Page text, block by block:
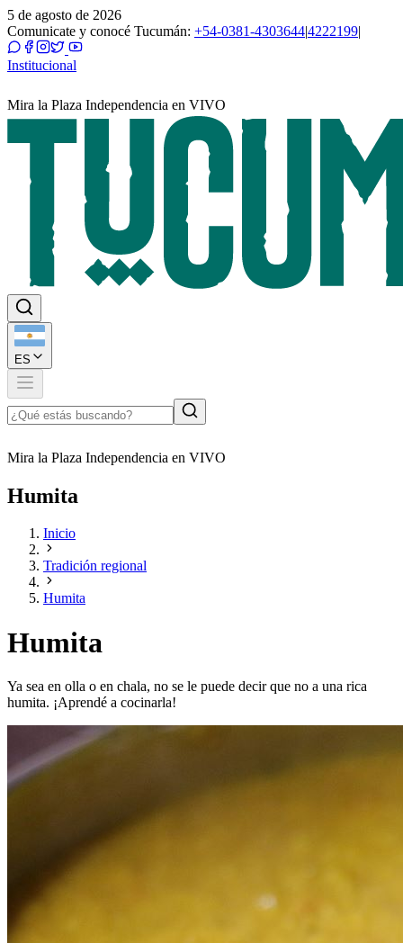
5 de agosto de 2026
Comunicate y conocé Tucumán: +54-0381-4303644|4222199|
Institucional
Mira la Plaza Independencia en VIVO
ES
Mira la Plaza Independencia en VIVO
Humita
Inicio
Tradición regional
Humita
Humita
Ya sea en olla o en chala, no se le puede decir que no a una rica
humita. ¡Aprendé a cocinarla!